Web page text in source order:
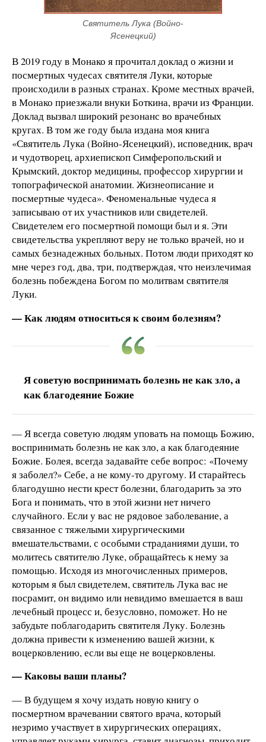
Святитель Лука (Войно-
Ясенецкий)
В 2019 году в Монако я прочитал доклад о жизни и
посмертных чудесах святителя Луки, которые
происходили в разных странах. Кроме местных врачей,
в Монако приезжали внуки Боткина, врачи из Франции.
Доклад вызвал широкий резонанс во врачебных
кругах. В том же году была издана моя книга
«Святитель Лука (Войно-Ясенецкий), исповедник, врач
и чудотворец, архиепископ Симферопольский и
Крымский, доктор медицины, профессор хирургии и
топографической анатомии. Жизнеописание и
посмертные чудеса». Феноменальные чудеса я
записываю от их участников или свидетелей.
Свидетелем его посмертной помощи был и я. Эти
свидетельства укрепляют веру не только врачей, но и
самых безнадежных больных. Потом люди приходят ко
мне через год, два, три, подтверждая, что неизлечимая
болезнь побеждена Богом по молитвам святителя
Луки.
— Как людям относиться к своим болезням?
Я советую воспринимать болезнь не как зло, а
как благодеяние Божие
— Я всегда советую людям уповать на помощь Божию,
воспринимать болезнь не как зло, а как благодеяние
Божие. Болея, всегда задавайте себе вопрос: «Почему
я заболел?» Себе, а не кому-то другому. И старайтесь
благодушно нести крест болезни, благодарить за это
Бога и понимать, что в этой жизни нет ничего
случайного. Если у вас не рядовое заболевание, а
связанное с тяжелыми хирургическими
вмешательствами, с особыми страданиями души, то
молитесь святителю Луке, обращайтесь к нему за
помощью. Исходя из многочисленных примеров,
которым я был свидетелем, святитель Лука вас не
посрамит, он видимо или невидимо вмешается в ваш
лечебный процесс и, безусловно, поможет. Но не
забудьте поблагодарить святителя Луку. Болезнь
должна привести к изменению вашей жизни, к
воцерковлению, если вы еще не воцерковлены.
— Каковы ваши планы?
— В будущем я хочу издать новую книгу о
посмертном врачевании святого врача, который
незримо участвует в хирургических операциях,